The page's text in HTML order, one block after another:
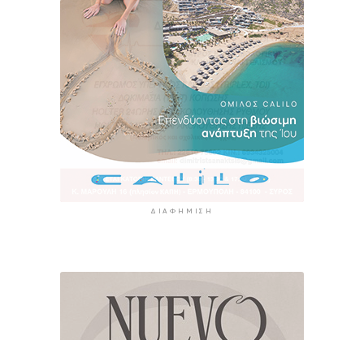
ΔΙΑΦΉΜΙΣΗ